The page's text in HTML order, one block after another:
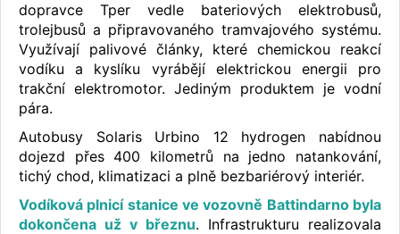
dopravce Tper vedle bateriových elektrobusů,
trolejbusů a připravovaného tramvajového systému.
Využívají palivové články, které chemickou reakcí
vodíku a kyslíku vyrábějí elektrickou energii pro
trakční elektromotor. Jediným produktem je vodní
pára.
Autobusy Solaris Urbino 12 hydrogen nabídnou
dojezd přes 400 kilometrů na jedno natankování,
tichý chod, klimatizaci a plně bezbariérový interiér.
Vodíková plnicí stanice ve vozovně Battindarno byla
dokončena už v březnu. Infrastrukturu realizovala